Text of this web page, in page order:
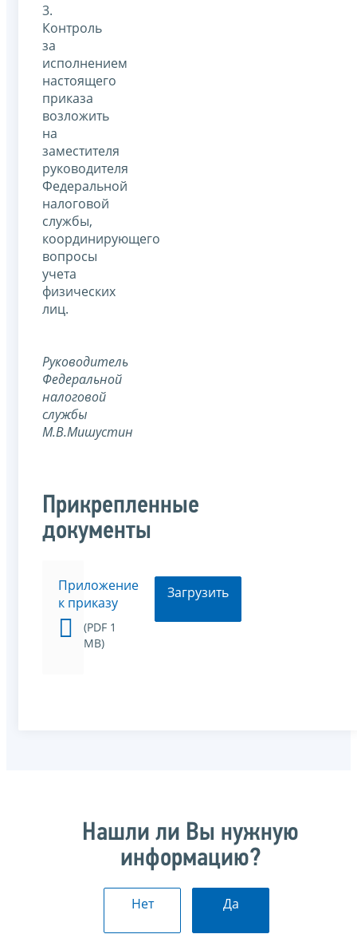
3.
Контроль
за
исполнением
настоящего
приказа
возложить
на
заместителя
руководителя
Федеральной
налоговой
службы,
координирующего
вопросы
учета
физических
лиц.
Руководитель
Федеральной
налоговой
службы
М.В.Мишустин
Прикрепленные
документы
Приложение
к приказу
(PDF 1
MB)
Загрузить
Нашли ли Вы нужную
информацию?
Нет Да